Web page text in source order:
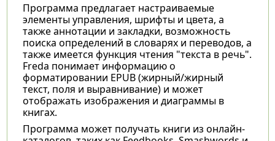
Программа предлагает настраиваемые
элементы управления, шрифты и цвета, а
также аннотации и закладки, возможность
поиска определений в словарях и переводов, а
также имеется функция чтения "текста в речь".
Freda понимает информацию о
форматировании EPUB (жирный/жирный
текст, поля и выравнивание) и может
отображать изображения и диаграммы в
книгах.
Программа может получать книги из онлайн-